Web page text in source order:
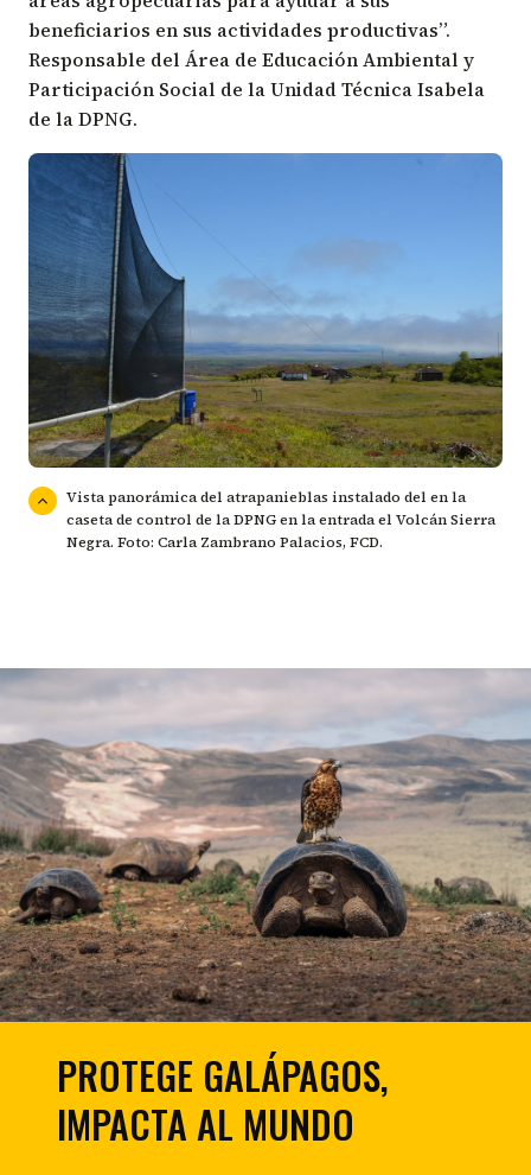
beneficiarios en sus actividades productivas”.
Responsable del Área de Educación Ambiental y
Participación Social de la Unidad Técnica Isabela
de la DPNG.
Vista panorámica del atrapanieblas instalado del en la
caseta de control de la DPNG en la entrada el Volcán Sierra
Negra. Foto: Carla Zambrano Palacios, FCD.
PROTEGE GALÁPAGOS,
IMPACTA AL MUNDO